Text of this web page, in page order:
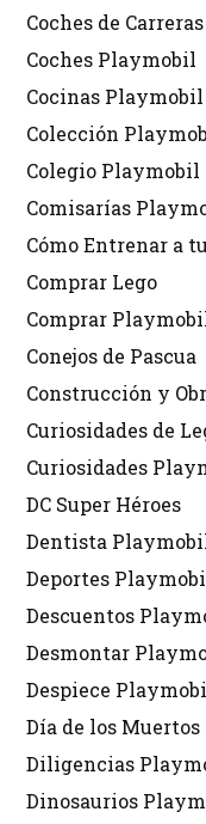
Coches de
Coches Playmobil
Cocinas Playmobil
Colección
Colegio Playmobil
Comisarías
Cómo Entrenar a
Comprar Lego
Comprar
Conejos de Pascua
Construcción y
Curiosidades de
Curiosidades
DC Super Héroes
Dentista
Deportes
Descuentos
Desmontar
Despiece
Día de los
Diligencias
Dinosaurios